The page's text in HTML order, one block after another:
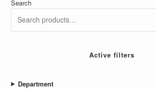
Search
Active filters
Department